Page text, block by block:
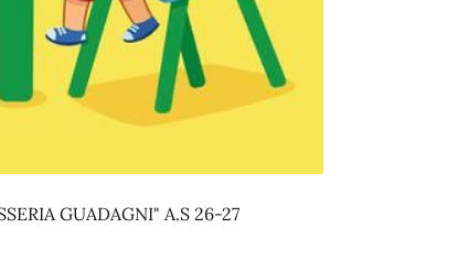
GUADAGNI" A.S 26-27